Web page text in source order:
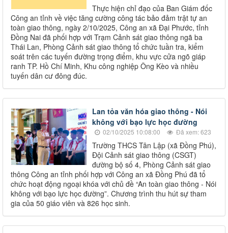
Thực hiện chỉ đạo của Ban Giám đốc
Công an tỉnh về việc tăng cường công tác bảo đảm trật tự an
toàn giao thông, ngày 2/10/2025, Công an xã Đại Phước, tỉnh
Đồng Nai đã phối hợp với Trạm Cảnh sát giao thông ngã ba
Thái Lan, Phòng Cảnh sát giao thông tổ chức tuần tra, kiểm
soát trên các tuyến đường trọng điểm, khu vực cửa ngõ giáp
ranh TP. Hồ Chí Minh, Khu công nghiệp Ông Kèo và nhiều
tuyến dân cư đông đúc.
Lan tỏa văn hóa giao thông - Nói
không với bạo lực học đường
02/10/2025 10:08:00 Đã xem: 623
Trường THCS Tân Lập (xã Đồng Phú),
Đội Cảnh sát giao thông (CSGT)
đường bộ số 4, Phòng Cảnh sát giao
thông Công an tỉnh phối hợp với Công an xã Đồng Phú đã tổ
chức hoạt động ngoại khóa với chủ đề “An toàn giao thông - Nói
không với bạo lực học đường”. Chương trình thu hút sự tham
gia của 50 giáo viên và 826 học sinh.